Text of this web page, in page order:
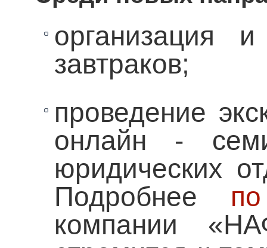
организация
завтраков;
проведение
онлайн -
юридических
Подробнее
компании